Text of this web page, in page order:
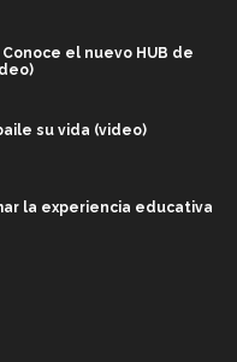
el nuevo HUB de
su vida (video)
la experiencia educativa